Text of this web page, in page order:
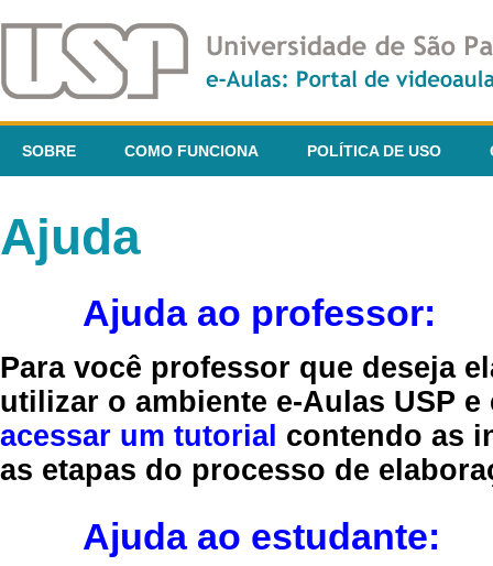
SOBRE COMO FUNCIONA POLÍTICA DE USO
Ajuda
Ajuda ao professor:
Para você professor que deseja
utilizar o ambiente e-Aulas USP
acessar um tutorial contendo as
as etapas do processo de
Ajuda ao estudante: